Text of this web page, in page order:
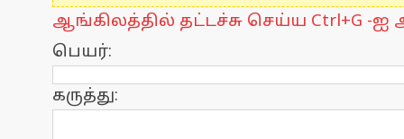
ஆங்கிலத்தில் தட்டச்சு செய்ய Ctrl+G -ஐ
பெயர்:
கருத்து: